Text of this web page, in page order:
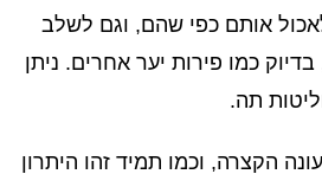
אותם כפי שהם, וגם לשלב
כמו פירות יער אחרים. ניתן
תה.
הקצרה, וכמו תמיד זהו היתרון